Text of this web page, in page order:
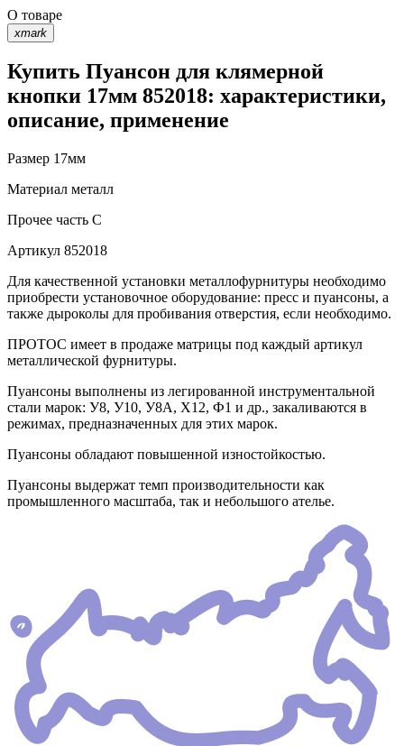
О товаре
xmark
Купить Пуансон для клямерной
кнопки 17мм 852018: характеристики,
описание, применение
Размер 17мм
Материал металл
Прочее часть С
Артикул 852018
Для качественной установки металлофурнитуры необходимо
приобрести установочное оборудование: пресс и пуансоны, а
также дыроколы для пробивания отверстия, если необходимо.
ПРОТОС имеет в продаже матрицы под каждый артикул
металлической фурнитуры.
Пуансоны выполнены из легированной инструментальной
стали марок: У8, У10, У8А, Х12, Ф1 и др., закаливаются в
режимах, предназначенных для этих марок.
Пуансоны обладают повышенной изностойкостью.
Пуансоны выдержат темп производительности как
промышленного масштаба, так и небольшого ателье.